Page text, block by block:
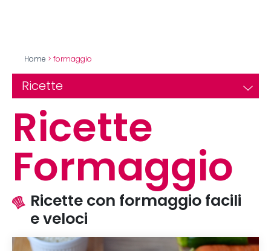
Home > formaggio
Ricette
Ricette
Formaggio
Ricette con formaggio facili
e veloci